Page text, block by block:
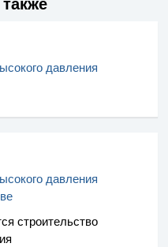
давления
давления
строительство